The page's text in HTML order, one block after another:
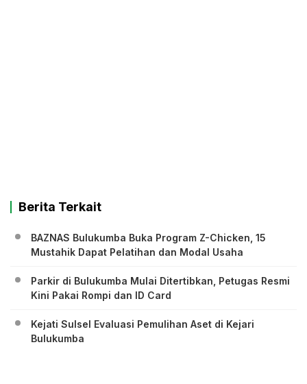
Berita Terkait
BAZNAS Bulukumba Buka Program Z-Chicken, 15
Mustahik Dapat Pelatihan dan Modal Usaha
Parkir di Bulukumba Mulai Ditertibkan, Petugas Resmi
Kini Pakai Rompi dan ID Card
Kejati Sulsel Evaluasi Pemulihan Aset di Kejari
Bulukumba